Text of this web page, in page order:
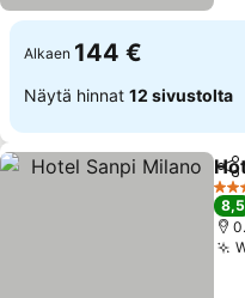
Alkaen 144 €
Näytä hinnat 12 sivustolta
Jaa
4
8,5